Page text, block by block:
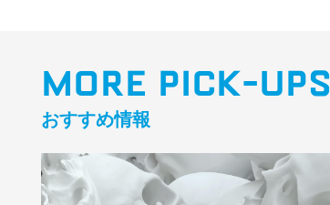
MORE PICK-UPS
おすすめ情報